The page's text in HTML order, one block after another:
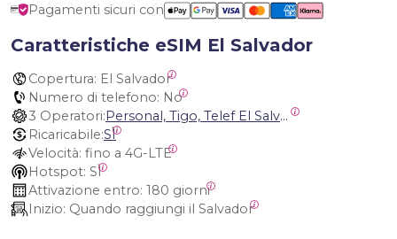
Pagamenti sicuri con
Caratteristiche eSIM El Salvador
Copertura: El Salvador
Numero di telefono: No
3 Operatori:
Personal, Tigo, Telef El Salvador
Ricaricabile:SÌ
Velocità: fino a 4G-LTE
Hotspot: SÌ
Attivazione entro: 180 giorni
Inizio: Quando raggiungi il Salvador